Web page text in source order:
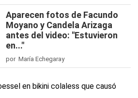
Aparecen fotos de Facundo
Moyano y Candela Arizaga
antes del video: "Estuvieron
en..."
por María Echegaray